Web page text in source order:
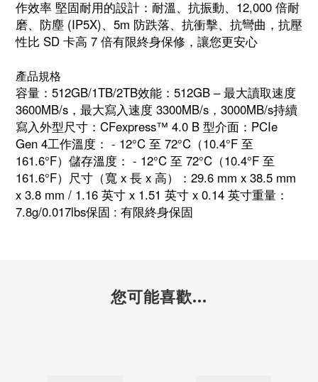
作效率 堅固耐用的設計：耐溫、抗振動、12,000 倍耐
磨、防塵 (IP5X)、5m 防跌落、抗衝擊、抗彎曲，抗壓
性比 SD 卡高 7 倍有限終身保修，讓您更安心
產品規格
容量：512GB/1TB/2TB效能：512GB – 最大讀取速度
3600MB/s，最大寫入速度 3300MB/s，3000MB/s持續
寫入外型尺寸：CFexpress™ 4.0 B 型介面：PCIe
Gen 4工作溫度： - 12°C 至 72°C（10.4°F 至
161.6°F）儲存溫度： - 12°C 至 72°C（10.4°F 至
161.6°F）尺寸（寬 x 長 x 高）：29.6 mm x 38.5 mm
x 3.8 mm / 1.16 英寸 x 1.51 英寸 x 0.14 英寸重量：
7.8g/0.017lbs保固 : 有限終身保固
您可能喜歡...